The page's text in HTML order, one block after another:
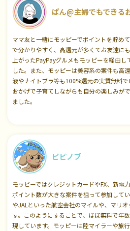
ぱん@主婦でもできる
ママ友と一緒にモッピーでポイントを貯め
で分かりやすく、高還元が多くてお友達に
上がったPayPayグルメもモッピーを経由
した。また、モッピーは美容系の案件も高
液やナイトブラ等も100%還元の実質無料
おかげで子育てしながらも自分の楽しみが
ました。
ピピノブ
モッピーではクレジットカードやFX、新電
ポイント数が大きな案件を狙って参加して
やJALといった航空会社のマイルや、マリ
す。このようにすることで、ほぼ無料で年
現しています。モッピーは陸マイラーや旅